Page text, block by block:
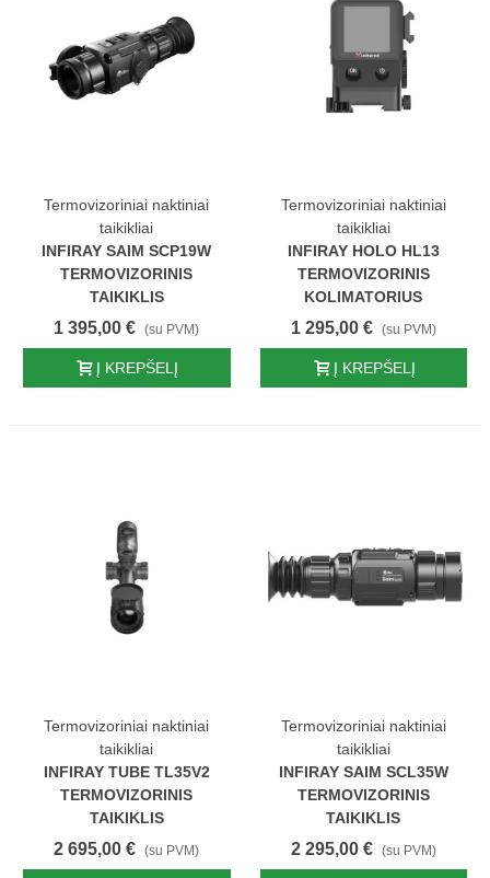
Termovizoriniai naktiniai
taikikliai
INFIRAY SAIM SCP19W
TERMOVIZORINIS
TAIKIKLIS
1 395,00 € (su PVM)
Į KREPŠELĮ
Termovizoriniai naktiniai
taikikliai
INFIRAY HOLO HL13
TERMOVIZORINIS
KOLIMATORIUS
1 295,00 € (su PVM)
Į KREPŠELĮ
Termovizoriniai naktiniai
taikikliai
INFIRAY TUBE TL35V2
TERMOVIZORINIS
TAIKIKLIS
2 695,00 € (su PVM)
Termovizoriniai naktiniai
taikikliai
INFIRAY SAIM SCL35W
TERMOVIZORINIS
TAIKIKLIS
2 295,00 € (su PVM)